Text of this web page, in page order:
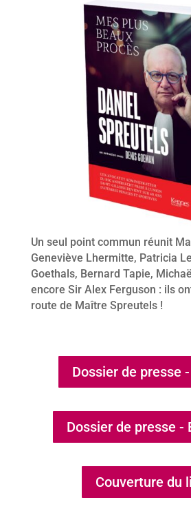
Un seul point commun réunit
Geneviève Lhermitte, Patricia
Goethals, Bernard Tapie,
encore Sir Alex Ferguson : ils
route de Maître Spreutels !
Dossier de presse
Dossier de presse -
Couverture du